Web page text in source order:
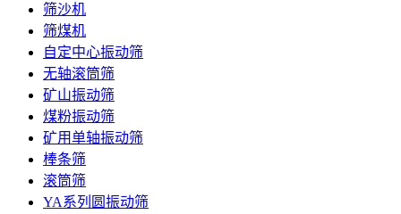
筛沙机
筛煤机
自定中心振动筛
无轴滚筒筛
矿山振动筛
煤粉振动筛
矿用单轴振动筛
棒条筛
滚筒筛
YA系列圆振动筛